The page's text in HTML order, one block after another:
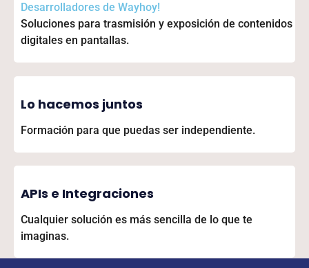
Desarrolladores de Wayhoy!
Soluciones para trasmisión y exposición de contenidos
digitales en pantallas.
Lo hacemos juntos
Formación para que puedas ser independiente.
APIs e Integraciones
Cualquier solución es más sencilla de lo que te
imaginas.